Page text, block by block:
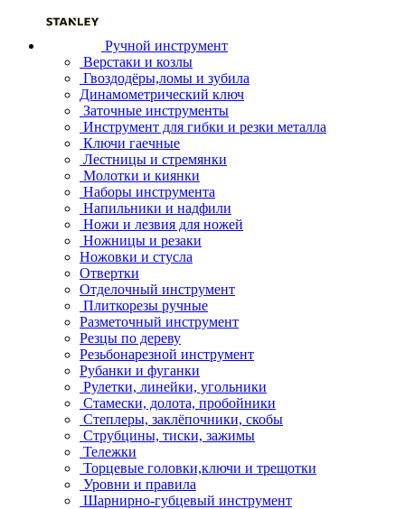
Ручной инструмент
Верстаки и козлы
Гвоздодёры,ломы и зубила
Динамометрический ключ
Заточные инструменты
Инструмент для гибки и резки металла
Ключи гаечные
Лестницы и стремянки
Молотки и киянки
Наборы инструмента
Напильники и надфили
Ножи и лезвия для ножей
Ножницы и резаки
Ножовки и стусла
Отвертки
Отделочный инструмент
Плиткорезы ручные
Разметочный инструмент
Резцы по дереву
Резьбонарезной инструмент
Рубанки и фуганки
Рулетки, линейки, угольники
Стамески, долота, пробойники
Степлеры, заклёпочники, скобы
Струбцины, тиски, зажимы
Тележки
Торцевые головки,ключи и трещотки
Уровни и правила
Шарнирно-губцевый инструмент